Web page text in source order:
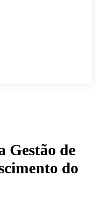
Gestão de
do